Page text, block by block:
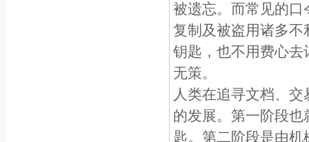
被遗忘。而常见的
复制及被盗用诸多
钥匙，也不用费心
无策。
人类在追寻文档、
的发展。第一阶段
匙。第二阶段是由